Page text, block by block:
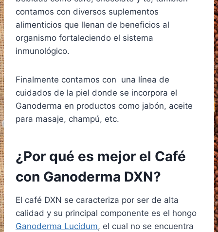
contamos con diversos suplementos
alimenticios que llenan de beneficios al
organismo fortaleciendo el sistema
inmunológico.
Finalmente contamos con una línea de
cuidados de la piel donde se incorpora el
Ganoderma en productos como jabón, aceite
para masaje, champú, etc.
¿Por qué es mejor el Café
con Ganoderma DXN?
El café DXN se caracteriza por ser de alta
calidad y su principal componente es el hongo
Ganoderma Lucidum, el cual no se encuentra